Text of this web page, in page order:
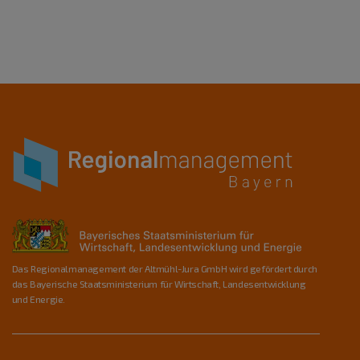
Das Regionalmanagement der Altmühl-Jura GmbH wird gefördert durch
das Bayerische Staatsministerium für Wirtschaft, Landesentwicklung
und Energie.